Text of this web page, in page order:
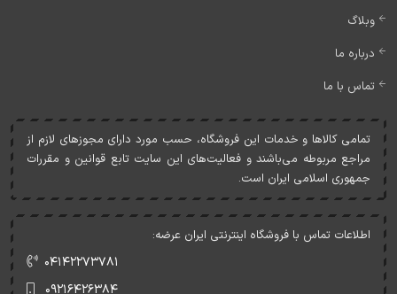
وبلاگ
درباره ما
تماس با ما
تمامی کالاها و خدمات اين فروشگاه، حسب مورد دارای مجوزهای لازم از
مراجع مربوطه می‌باشند و فعاليت‌های اين سايت تابع قوانين و مقررات
جمهوری اسلامی ايران است.
اطلاعات تماس با فروشگاه اینترنتی ایران عرضه:
۰۴۱۴۲۲۷۳۷۸۱
۰۹۲۱۶۴۲۶۳۸۴